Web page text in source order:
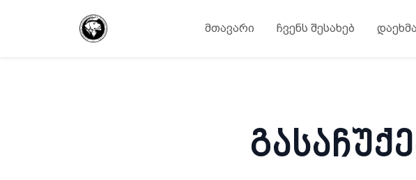
მთავარი ჩვენს შესახებ